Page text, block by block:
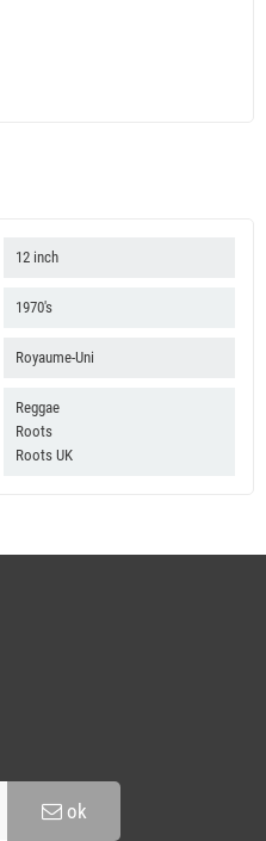
12 inch
1970's
Royaume-Uni
Reggae
Roots
Roots UK
ok